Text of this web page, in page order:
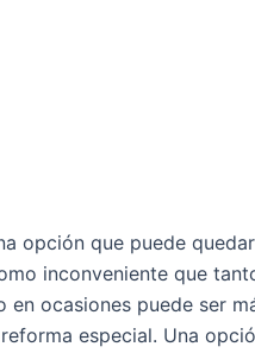
opción que puede
inconveniente que
ocasiones puede ser
especial. Una